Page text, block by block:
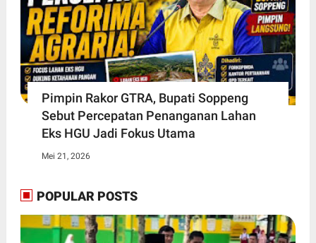
Pimpin Rakor GTRA, Bupati Soppeng
Sebut Percepatan Penanganan Lahan
Eks HGU Jadi Fokus Utama
Mei 21, 2026
POPULAR POSTS